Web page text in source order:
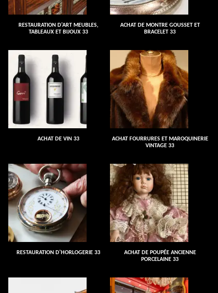
RESTAURATION D'ART MEUBLES,
TABLEAUX ET BIJOUX 33
ACHAT DE MONTRE GOUSSET ET
BRACELET 33
ACHAT DE VIN 33
ACHAT FOURRURES ET MAROQUINERIE
VINTAGE 33
RESTAURATION D'HORLOGERIE 33
ACHAT DE POUPÉE ANCIENNE
PORCELAINE 33